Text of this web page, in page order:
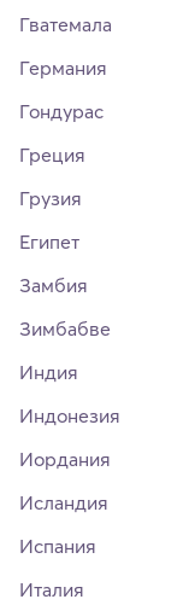
Гватемала
Германия
Гондурас
Греция
Грузия
Египет
Замбия
Зимбабве
Индия
Индонезия
Иордания
Исландия
Испания
Италия